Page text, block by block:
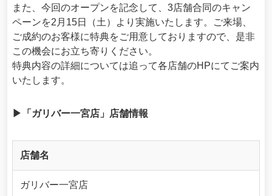
また、今回のオープンを記念して、3店舗合同のキャン
ペーンを2月15日（土）より実施いたします。ご来場、
ご成約のお客様に特典をご用意しておりますので、是非
この機会にお立ち寄りください。
特典内容の詳細については追って各店舗のHPにてご案内
いたします。
▶「ガリバー一宮店」店舗情報
店舗名
ガリバー一宮店